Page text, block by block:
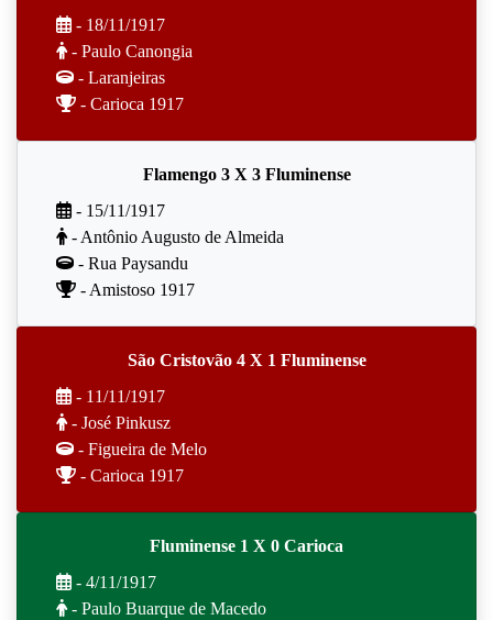
- 18/11/1917
- Paulo Canongia
- Laranjeiras
- Carioca 1917
Flamengo 3 X 3 Fluminense
- 15/11/1917
- Antônio Augusto de Almeida
- Rua Paysandu
- Amistoso 1917
São Cristovão 4 X 1 Fluminense
- 11/11/1917
- José Pinkusz
- Figueira de Melo
- Carioca 1917
Fluminense 1 X 0 Carioca
- 4/11/1917
- Paulo Buarque de Macedo